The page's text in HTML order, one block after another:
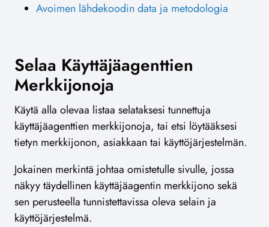
Avoimen lähdekoodin data ja metodologia
Selaa Käyttäjäagenttien
Merkkijonoja
Käytä alla olevaa listaa selataksesi tunnettuja
käyttäjäagenttien merkkijonoja, tai etsi löytääksesi
tietyn merkkijonon, asiakkaan tai käyttöjärjestelmän.
Jokainen merkintä johtaa omistetulle sivulle, jossa
näkyy täydellinen käyttäjäagentin merkkijono sekä
sen perusteella tunnistettavissa oleva selain ja
käyttöjärjestelmä.